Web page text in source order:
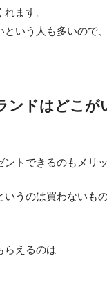
ます。
いう人も多いので
ンドはどこが
トできるのもメリッ
うのは買わないもの
らえるのは